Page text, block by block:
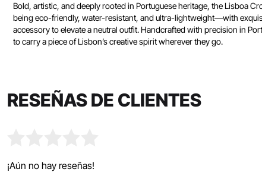
Bold, artistic, and deeply rooted in Portuguese heritage, the Lisboa
being eco-friendly, water-resistant, and ultra-lightweight—with
accessory to elevate a neutral outfit. Handcrafted with precision in
to carry a piece of Lisbon’s creative spirit wherever they go.
RESEÑAS DE CLIENTES
¡Aún no hay reseñas!